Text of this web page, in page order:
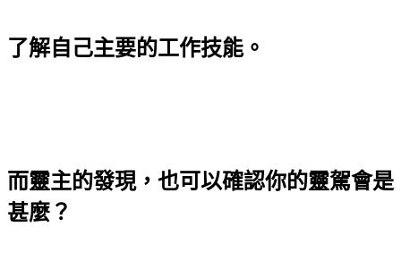
了解自己主要的工作技能。
而靈主的發現，也可以確認你的靈駕會是
甚麼？